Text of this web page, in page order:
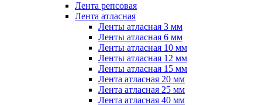
Лента репсовая
Лента атласная
Ленты атласная 3 мм
Ленты атласная 6 мм
Ленты атласная 10 мм
Ленты атласная 12 мм
Ленты атласная 15 мм
Лента атласная 20 мм
Лента атласная 25 мм
Лента атласная 40 мм